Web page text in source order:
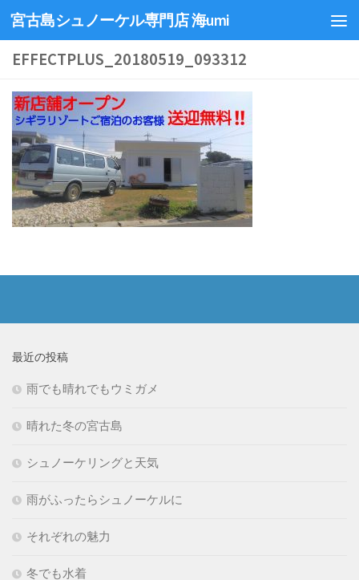
宮古島シュノーケル専門店 海umi
EFFECTPLUS_20180519_093312
最近の投稿
雨でも晴れでもウミガメ
晴れた冬の宮古島
シュノーケリングと天気
雨がふったらシュノーケルに
それぞれの魅力
冬でも水着